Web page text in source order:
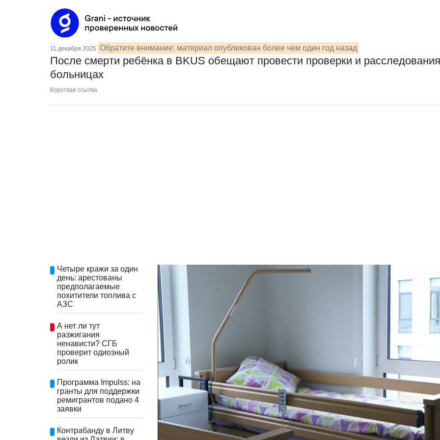
11 декабря 2025 Обратите внимание: материал опубликован более чем один год назад
После смерти ребёнка в BKUS обещают провести проверки и расследования
больницах
Короткая ссылка
Четыре кражи за один
день: арестованы
предполагаемые
похитители топлива с
АЗС
А нет ли тут
разжигания
ненависти? СГБ
проверит одиозный
ролик
Программа Impulss: на
гранты для поддержки
ремигрантов подано 4
заявки
Контрабанду в Литву